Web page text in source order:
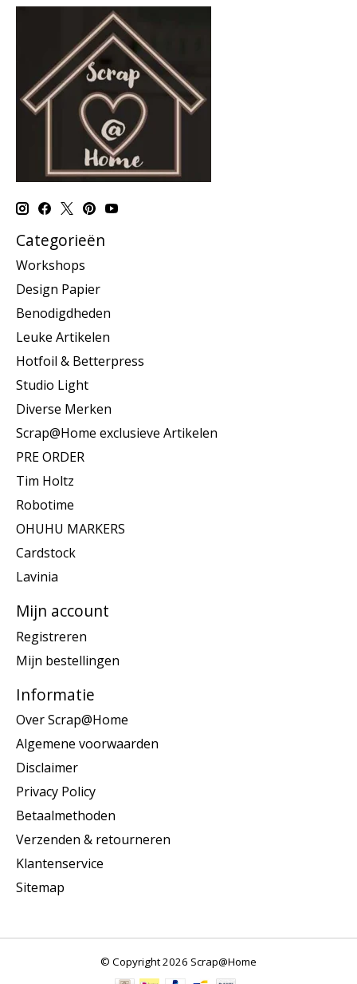
Categorieën
Workshops
Design Papier
Benodigdheden
Leuke Artikelen
Hotfoil & Betterpress
Studio Light
Diverse Merken
Scrap@Home exclusieve Artikelen
PRE ORDER
Tim Holtz
Robotime
OHUHU MARKERS
Cardstock
Lavinia
Mijn account
Registreren
Mijn bestellingen
Informatie
Over Scrap@Home
Algemene voorwaarden
Disclaimer
Privacy Policy
Betaalmethoden
Verzenden & retourneren
Klantenservice
Sitemap
© Copyright 2026 Scrap@Home